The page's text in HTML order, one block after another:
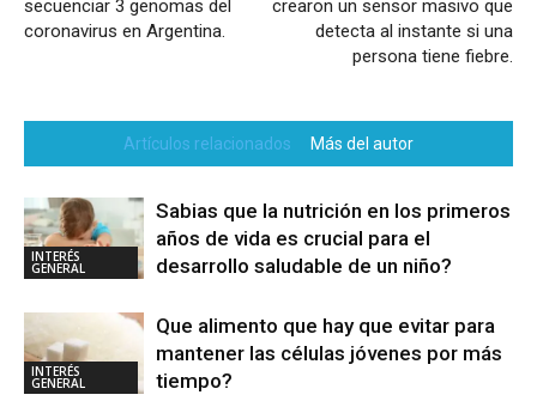
secuenciar 3 genomas del
coronavirus en Argentina.
crearon un sensor masivo que
detecta al instante si una
persona tiene fiebre.
Artículos relacionados Más del autor
INTERÉS
GENERAL
Sabias que la nutrición en los primeros
años de vida es crucial para el
desarrollo saludable de un niño?
INTERÉS
GENERAL
Que alimento que hay que evitar para
mantener las células jóvenes por más
tiempo?